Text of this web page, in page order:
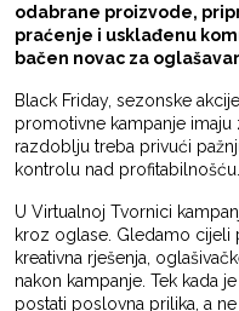
odabrane proizvode,
praćenje i usklađenu
bačen novac za
Black Friday, sezonske
promotivne kampanje
razdoblju treba privući
kontrolu nad profitabilnošću.
U Virtualnoj Tvornici
kroz oglase. Gledamo cijeli
kreativna rješenja,
nakon kampanje. Tek kada
postati poslovna prilika, a